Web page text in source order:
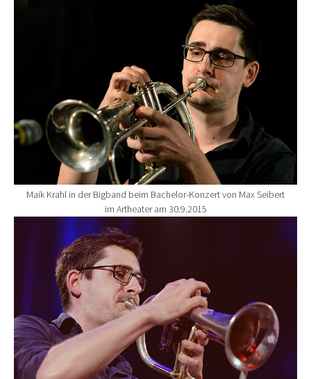
Maik Krahl in der Bigband beim Bachelor-Konzert von Max Seibert
im Artheater am 30.9.2015
Show larger version for: